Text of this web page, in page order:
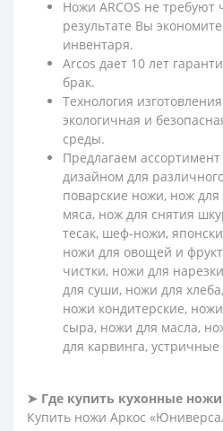
Ножи ARCOS не требуют
результате Вы
инвентаря.
Arcos дает 10 лет
брак.
Технология
экологичная и безопасна
среды.
Предлагаем
дизайном для
поварские ножи, нож
мяса, нож для снятия
тесак, шеф-ножи,
ножи для овощей и
чистки, ножи для
для суши, ножи для
ножи кондитерские,
сыра, ножи для масла,
для карвинга,
➤ Где купить кухонные ножи
Купить ножи Аркос